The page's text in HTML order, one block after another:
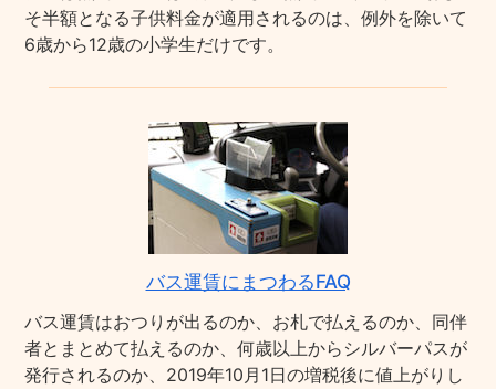
そ半額となる子供料金が適用されるのは、例外を除いて
6歳から12歳の小学生だけです。
バス運賃にまつわるFAQ
バス運賃はおつりが出るのか、お札で払えるのか、同伴
者とまとめて払えるのか、何歳以上からシルバーパスが
発行されるのか、2019年10月1日の増税後に値上がりし